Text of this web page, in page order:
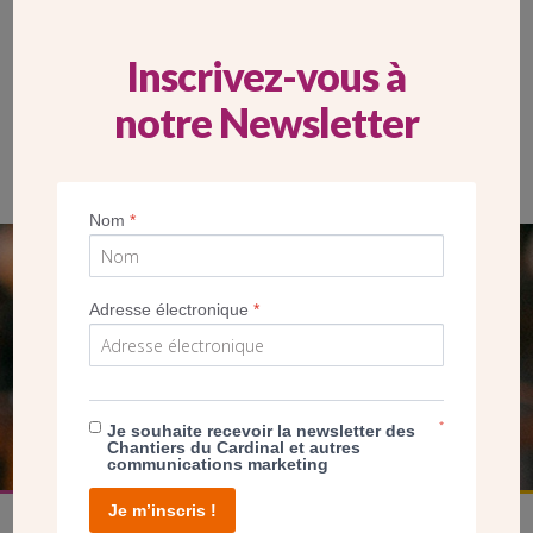
Projet de circulation et d’aménagement proposé par le diocèse
de Paris pour l’intérieur de la cathédrale. (Crédit Diocèse de
SEUL VOTRE DON
NOUS PERMET D’AGIR
FAIRE UN DON
Inscrivez-vous à
notre Newsletter
Nom*
Adresse électronique*
Je souhaite recevoir la newsletter des
Chantiers du Cardinal et autres
communications marketing
*
Je m’inscris !